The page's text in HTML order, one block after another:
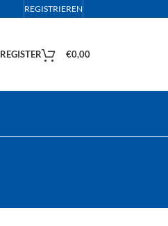
REGISTRIEREN
€0,00